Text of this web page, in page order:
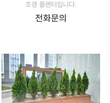
조경 플랜터입니다.
전화문의